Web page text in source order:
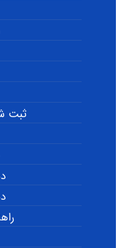
ثبت